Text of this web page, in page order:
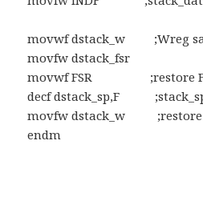
movwf dstack_w ;Wreg
movfw dstack_fsr
movwf FSR ;restore
decf dstack_sp,F
movfw dstack_w ;restore
endm